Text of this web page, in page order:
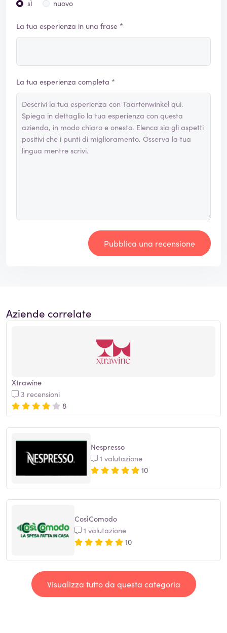
sì nuovo
La tua esperienza in una frase *
La tua esperienza completa *
Pubblica una recensione
Aziende correlate
Xtrawine
3 recensioni
8
Nespresso
1 valutazione
10
CosìComodo
1 valutazione
10
Visualizza tutto da questa categoria